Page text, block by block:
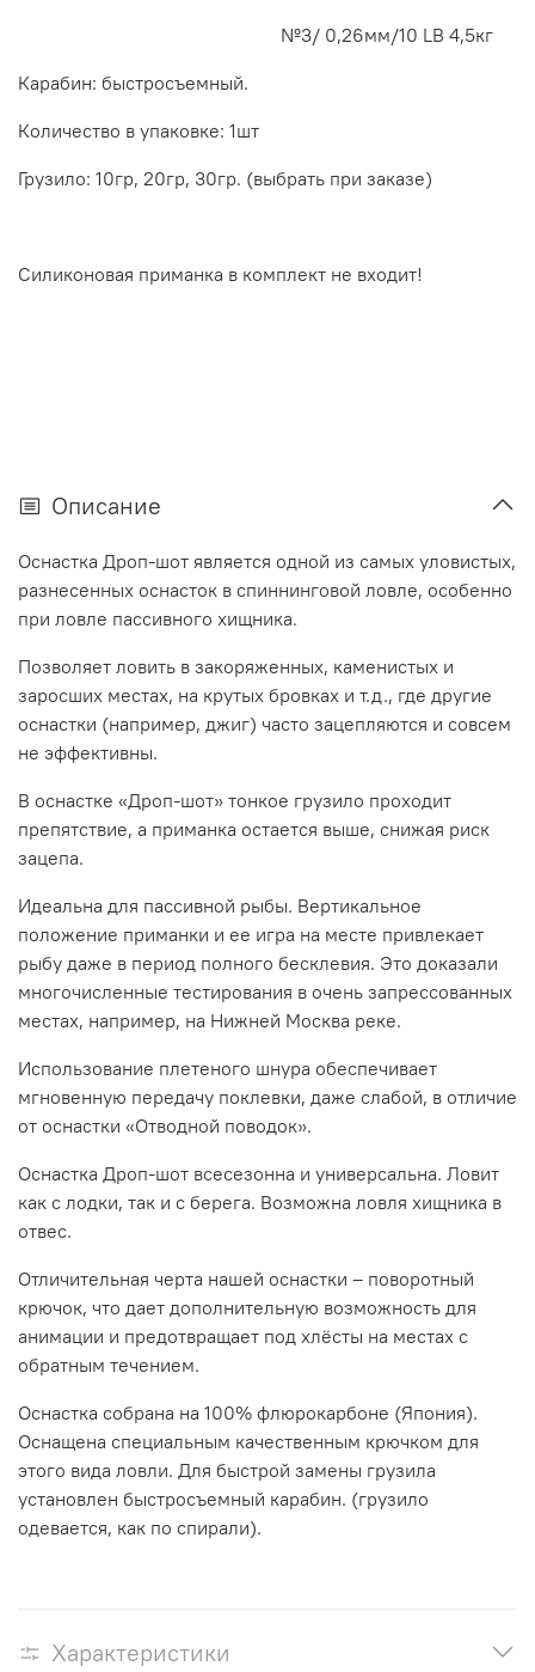
№3/ 0,26мм/10 LB 4,5кг
Карабин: быстросъемный.
Количество в упаковке: 1шт
Грузило: 10гр, 20гр, 30гр. (выбрать при заказе)
Силиконовая приманка в комплект не входит!
Описание
Оснастка Дроп-шот является одной из самых уловистых,
разнесенных оснасток в спиннинговой ловле, особенно
при ловле пассивного хищника.
Позволяет ловить в закоряженных, каменистых и
заросших местах, на крутых бровках и т.д., где другие
оснастки (например, джиг) часто зацепляются и совсем
не эффективны.
В оснастке «Дроп-шот» тонкое грузило проходит
препятствие, а приманка остается выше, снижая риск
зацепа.
Идеальна для пассивной рыбы. Вертикальное
положение приманки и ее игра на месте привлекает
рыбу даже в период полного бесклевия. Это доказали
многочисленные тестирования в очень запрессованных
местах, например, на Нижней Москва реке.
Использование плетеного шнура обеспечивает
мгновенную передачу поклевки, даже слабой, в отличие
от оснастки «Отводной поводок».
Оснастка Дроп-шот всесезонна и универсальна. Ловит
как с лодки, так и с берега. Возможна ловля хищника в
отвес.
Отличительная черта нашей оснастки – поворотный
крючок, что дает дополнительную возможность для
анимации и предотвращает под хлёсты на местах с
обратным течением.
Оснастка собрана на 100% флюрокарбоне (Япония).
Оснащена специальным качественным крючком для
этого вида ловли. Для быстрой замены грузила
установлен быстросъемный карабин. (грузило
одевается, как по спирали).
Характеристики